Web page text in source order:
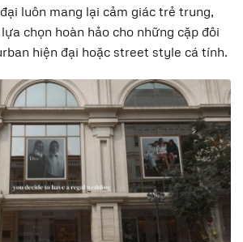
luôn mang lại cảm giác trẻ trung,
chọn hoàn hảo cho những cặp đôi
hiện đại hoặc street style cá tính.